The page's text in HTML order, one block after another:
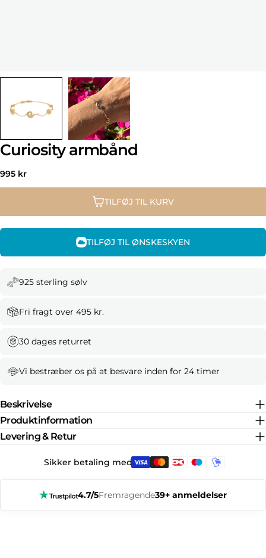
Curiosity armbånd
Normal
pris
995 kr
TILFØJ TIL KURV
TILFØJ TIL ØNSKESKYEN
925 sterling sølv
Fri fragt over 495 kr.
30 dages returret
Vi bestræber os på at besvare inden for 24 timer
Beskrivelse
Produktinformation
Levering & Retur
Sikker betaling med:
4.7/5Fremragende39+ anmeldelser